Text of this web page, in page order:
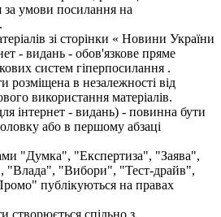
за умови посилання на
зі сторінки « Новини України
- видань - обов'язкове пряме
систем гіперпосилання .
розміщена в незалежності від
використання матеріалів.
інтернет - видань) - повинна бути
або в першому абзаці
"Думка", "Експертиза", "Заява",
"Влада", "Вибори", "Тест-драйв",
публікуються на правах